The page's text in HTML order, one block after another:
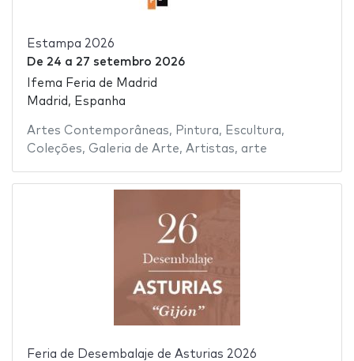
Estampa 2026
De 24 a 27 setembro 2026
Ifema Feria de Madrid
Madrid, Espanha
Artes Contemporâneas, Pintura, Escultura,
Coleções, Galeria de Arte, Artistas, arte
Feria de Desembalaje de Asturias 2026